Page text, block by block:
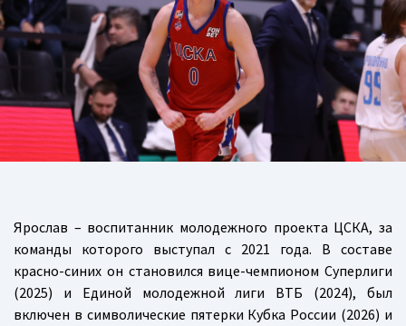
Ярослав – воспитанник молодежного проекта ЦСКА, за
команды которого выступал с 2021 года. В составе
красно-синих он становился вице-чемпионом Суперлиги
(2025) и Единой молодежной лиги ВТБ (2024), был
включен в символические пятерки Кубка России (2026) и